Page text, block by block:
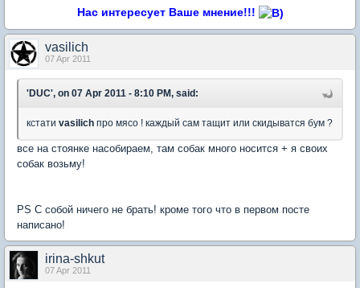
Нас интересует Ваше мнение!!!
vasilich
07 Apr 2011
'DUC', on 07 Apr 2011 - 8:10 PM, said:
кстати vasilich про мясо ! каждый сам тащит или скидыватся бум ?
все на стоянке насобираем, там собак много носится + я своих
собак возьму!
PS С собой ничего не брать! кроме того что в первом посте
написано!
irina-shkut
07 Apr 2011